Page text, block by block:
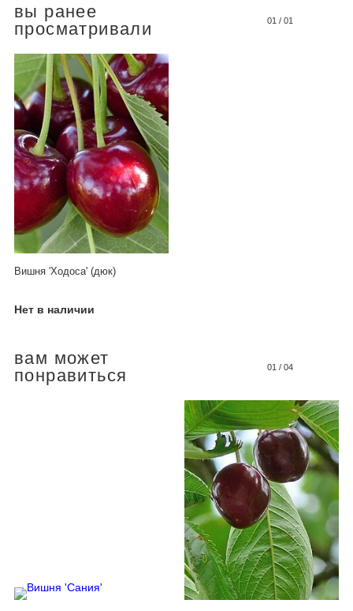
вы ранее
просматривали
01 / 01
Вишня 'Ходоса' (дюк)
Нет в наличии
вам может
понравиться
01 / 04